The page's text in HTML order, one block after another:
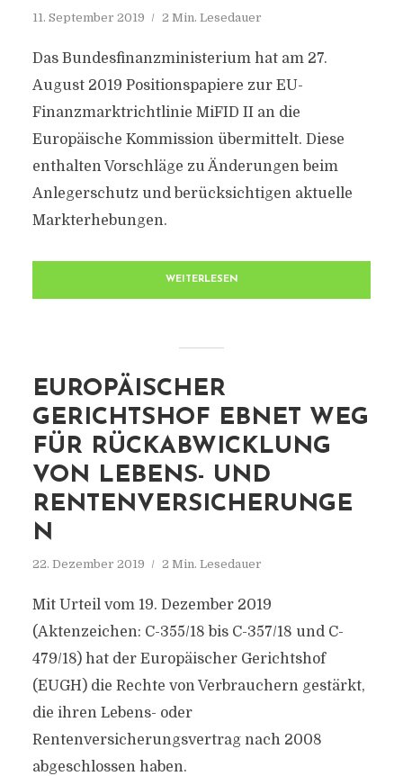
11. September 2019 2 Min. Lesedauer
Das Bundesfinanzministerium hat am 27.
August 2019 Positionspapiere zur EU-
Finanzmarktrichtlinie MiFID II an die
Europäische Kommission übermittelt. Diese
enthalten Vorschläge zu Änderungen beim
Anlegerschutz und berücksichtigen aktuelle
Markterhebungen.
WEITERLESEN
EUROPÄISCHER
GERICHTSHOF EBNET WEG
FÜR RÜCKABWICKLUNG
VON LEBENS- UND
RENTENVERSICHERUNGE
N
22. Dezember 2019 2 Min. Lesedauer
Mit Urteil vom 19. Dezember 2019
(Aktenzeichen: C-355/18 bis C-357/18 und C-
479/18) hat der Europäischer Gerichtshof
(EUGH) die Rechte von Verbrauchern gestärkt,
die ihren Lebens- oder
Rentenversicherungsvertrag nach 2008
abgeschlossen haben.